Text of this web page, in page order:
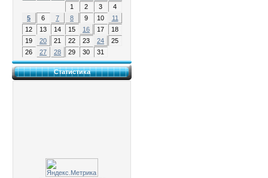
1
2 3
4
5
6 7 8 9 10
11
12
13 14 15 16 17
18
19
20 21 22 23 24
25
26
27 28 29 30 31
Статистика